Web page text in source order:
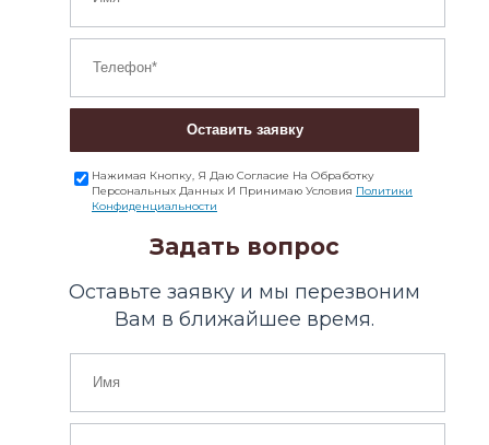
Оставить заявку
Нажимая Кнопку, Я Даю Согласие На Обработку
Персональных Данных И Принимаю Условия Политики
Конфиденциальности
Задать вопрос
Оставьте заявку и мы перезвоним
Вам в ближайшее время.